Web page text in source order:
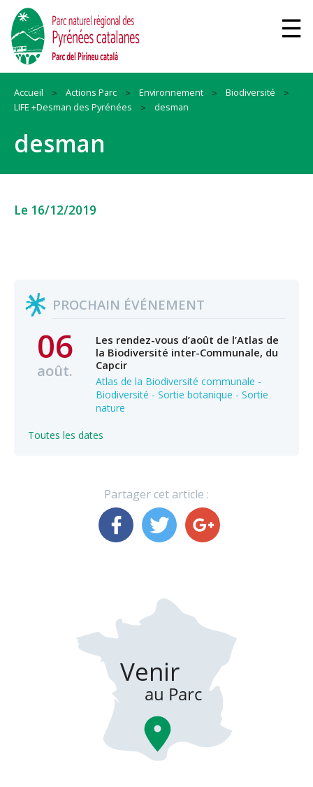
Accueil Actions Parc Environnement
Biodiversité
LIFE +Desman des Pyrénées
desman
desman
Le 16/12/2019
PROCHAIN ÉVÉNEMENT
06
août.
Les rendez-vous d’août de l’Atlas de
la Biodiversité inter-Communale, du
Capcir
Atlas de la Biodiversité communale -
Biodiversité - Sortie botanique - Sortie
nature
Toutes les dates
Partager cet article :